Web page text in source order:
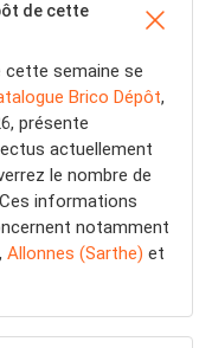
de cette
cette semaine se
Brico Dépôt,
présente
actuellement
le nombre de
informations
notamment
, Allonnes (Sarthe) et